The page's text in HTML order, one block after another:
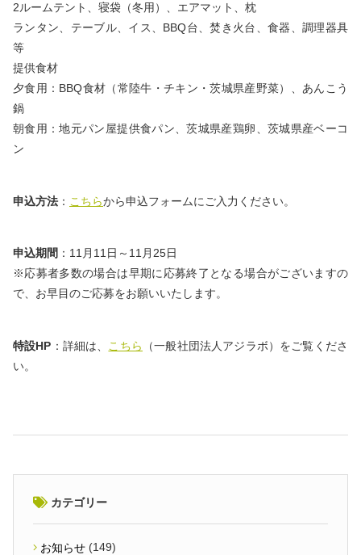
2ルームテント、寝袋（冬用）、エアマット、枕
ランタン、テーブル、イス、BBQ台、焚き火台、食器、調理器具
等
提供食材
夕食用：BBQ食材（常陸牛・チキン・茨城県産野菜）、あんこう
鍋
朝食用：地元パン屋提供食パン、茨城県産鶏卵、茨城県産ベーコ
ン
申込方法 ： こちらから申込フォームにご入力ください。
申込期間 ：11月11日～11月25日
※応募者多数の場合は早期に応募終了となる場合がございますの
で、お早目のご応募をお願いいたします。
特設HP ：詳細は、 こちら
（一般社団法人アジラボ）をご覧くださ
い。
カテゴリー
お知らせ (149)